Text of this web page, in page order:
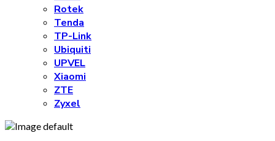
Rotek
Tenda
TP-Link
Ubiquiti
UPVEL
Xiaomi
ZTE
Zyxel